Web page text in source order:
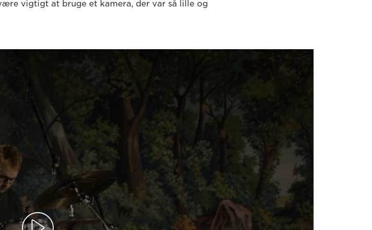
vigtigt at bruge et kamera, der var så lille og